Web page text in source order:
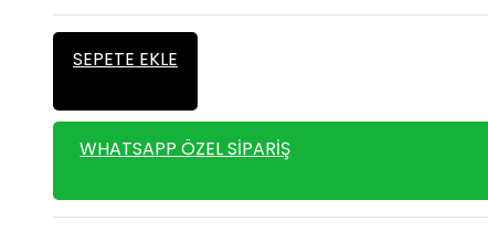
SEPETE EKLE
WHATSAPP ÖZEL SIPARIŞ